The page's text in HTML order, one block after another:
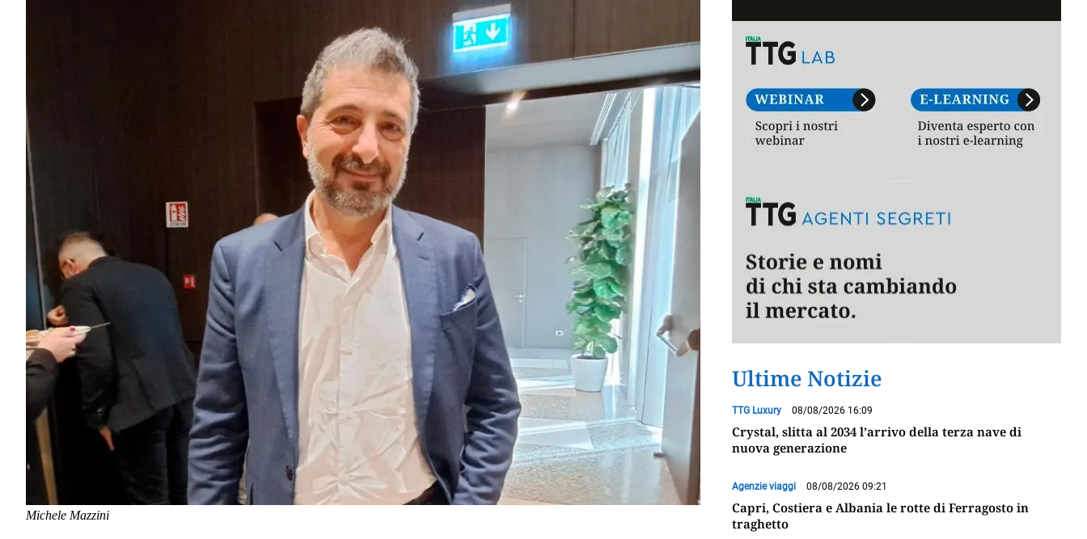
Michele Mazzini
Ultime Notizie
TTG Luxury 08/08/2026 16:09
Crystal, slitta al 2034 l’arrivo della terza nave di
nuova generazione
Agenzie viaggi 08/08/2026 09:21
Capri, Costiera e Albania le rotte di Ferragosto in
traghetto